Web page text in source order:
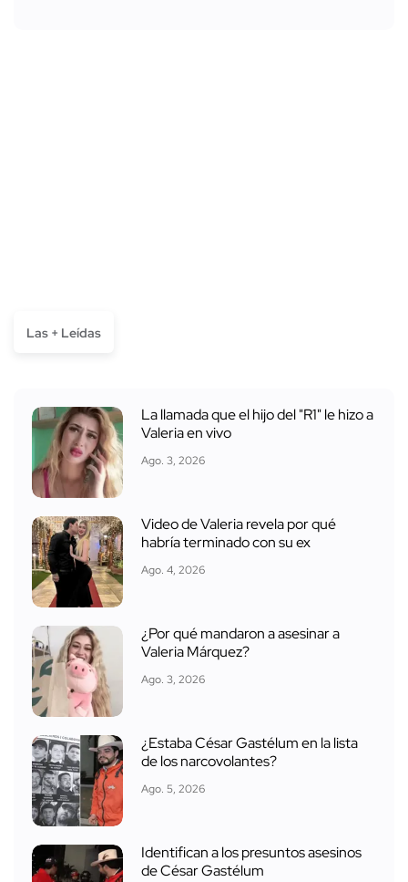
Las + Leídas
La llamada que el hijo del "R1" le hizo a
Valeria en vivo
Ago. 3, 2026
Video de Valeria revela por qué
habría terminado con su ex
Ago. 4, 2026
¿Por qué mandaron a asesinar a
Valeria Márquez?
Ago. 3, 2026
¿Estaba César Gastélum en la lista
de los narcovolantes?
Ago. 5, 2026
Identifican a los presuntos asesinos
de César Gastélum